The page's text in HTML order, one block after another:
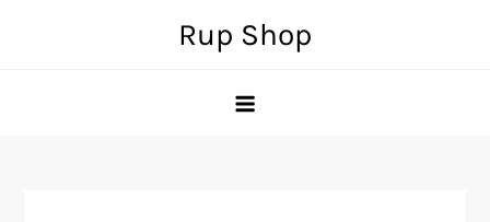
Rup Shop